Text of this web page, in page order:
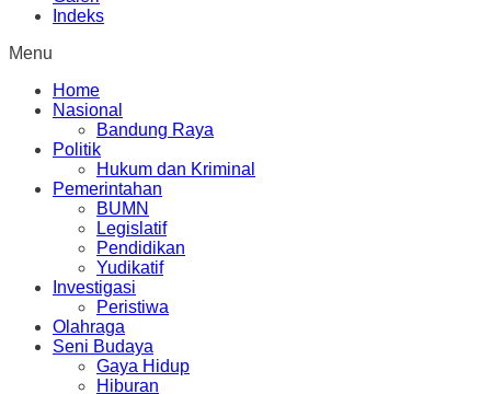
Indeks
Menu
Home
Nasional
Bandung Raya
Politik
Hukum dan Kriminal
Pemerintahan
BUMN
Legislatif
Pendidikan
Yudikatif
Investigasi
Peristiwa
Olahraga
Seni Budaya
Gaya Hidup
Hiburan